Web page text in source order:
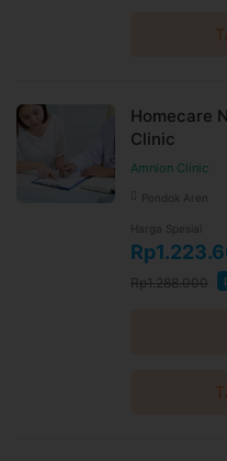
Homecare
Clinic
Amnion Clinic
Pondok Aren
Harga Spesial
Rp1.288.000